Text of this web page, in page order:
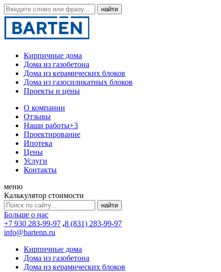
Кирпичные дома
Дома из газобетона
Дома из керамических блоков
Дома из газосиликатных блоков
Проекты и цены
О компании
Отзывы
Наши работы+3
Проектирование
Ипотека
Цены
Услуги
Контакты
меню
Калькулятор стоимости
Больше о нас
+7 930 283-99-97 ,8 (831) 283-99-97
info@bartenn.ru
Кирпичные дома
Дома из газобетона
Дома из керамических блоков